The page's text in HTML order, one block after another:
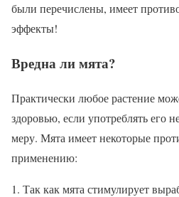
были перечислены, имеет
эффекты!
Вредна ли мята?
Практически любое растение
здоровью, если употреблять его
меру. Мята имеет некоторые
применению:
Так как мята стимулирует